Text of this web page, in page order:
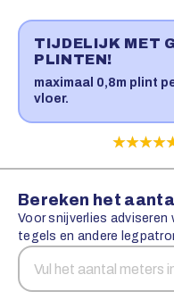
TIJDELIJK MET
PLINTEN!
maximaal 0,8m plint
vloer.
Bereken het
Voor snijverlies adviseren
tegels en andere
Aantal
vierkante
Snijverlies